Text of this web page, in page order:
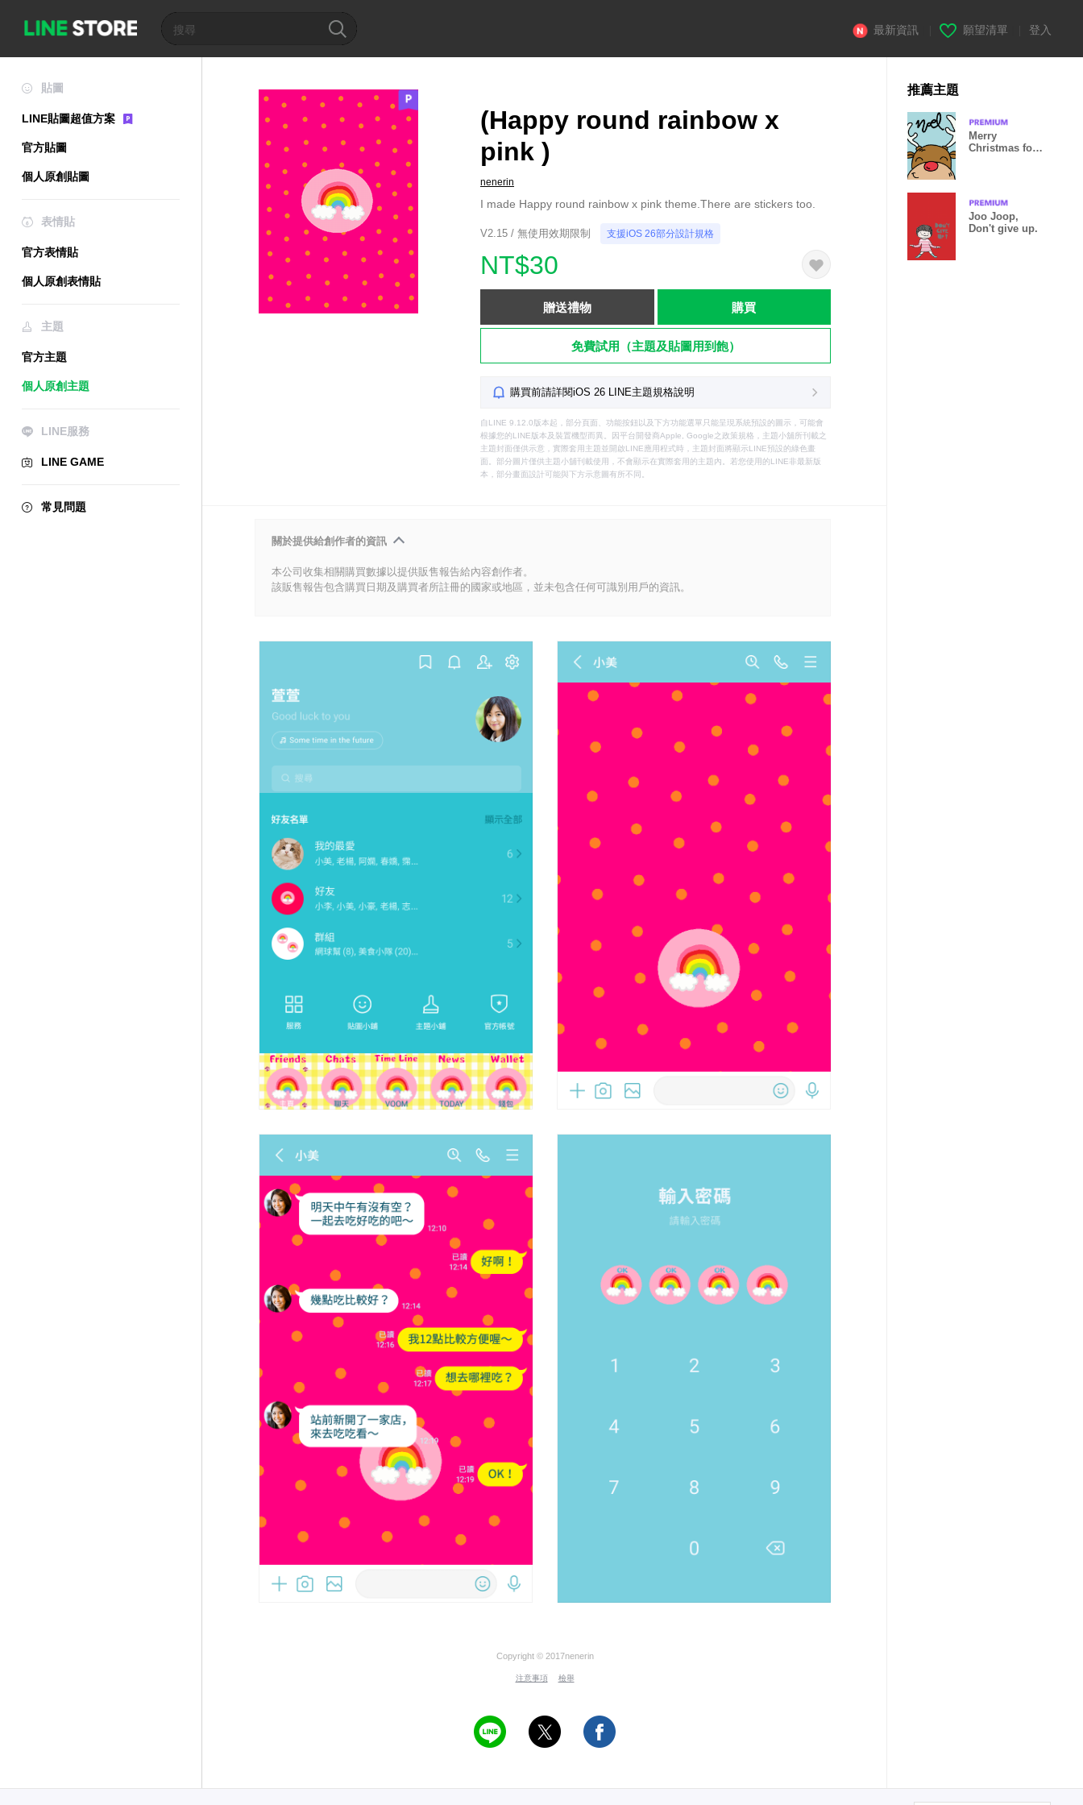
最新資訊 願望清單 登入
貼圖
LINE貼圖超值方案
官方貼圖
個人原創貼圖
表情貼
官方表情貼
個人原創表情貼
主題
官方主題
個人原創主題
LINE服務
LINE GAME
常見問題
(Happy round rainbow x
pink )
nenerin
I made Happy round rainbow x pink theme.There are stickers too.
V2.15 / 無使用效期限制 支援iOS 26部分設計規格
NT$30
贈送禮物 購買
免費試用（主題及貼圖用到飽）
購買前請詳閱iOS 26 LINE主題規格說明
自LINE 9.12.0版本起，部分頁面、功能按鈕以及下方功能選單只能呈現系統預設的圖示，可能會
根據您的LINE版本及裝置機型而異。因平台開發商Apple, Google之政策規格，主題小舖所刊載之
主題封面僅供示意，實際套用主題並開啟LINE應用程式時，主題封面將顯示LINE預設的綠色畫
面。部分圖片僅供主題小舖刊載使用，不會顯示在實際套用的主題內。若您使用的LINE非最新版
本，部分畫面設計可能與下方示意圖有所不同。
關於提供給創作者的資訊
本公司收集相關購買數據以提供販售報告給內容創作者。
該販售報告包含購買日期及購買者所註冊的國家或地區，並未包含任何可識別用戶的資訊。
Copyright © 2017nenerin
注意事項 檢舉
推薦主題
Merry
Christmas for
Joo Joop,
Don't give up.